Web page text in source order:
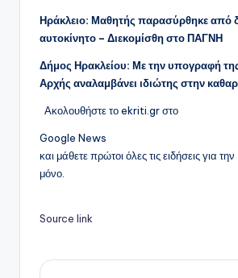
Ηράκλειο: Μαθητής παρασύρθηκε από
αυτοκίνητο – Διεκομίσθη στο ΠΑΓΝΗ
Δήμος Ηρακλείου: Με την υπογραφή
Αρχής αναλαμβάνει ιδιώτης στην
Ακολουθήστε το ekriti.gr στο
Google News
και μάθετε πρώτοι όλες τις ειδήσεις για
μόνο.
Source link